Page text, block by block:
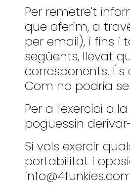
Per remetre't
que oferim, a
per email), i fins i
següents, llevat
corresponents.
Com no podria
Per a l'exercici o
poguessin
Si vols exercir
portabilitat i